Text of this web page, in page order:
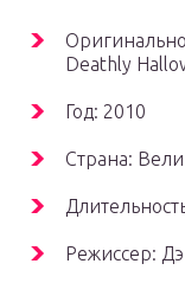
Deathly
Год: 2010
Страна:
Режиссер: